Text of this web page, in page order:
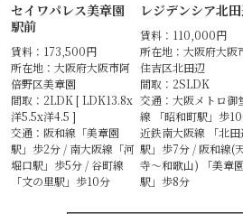
セイワパレス美章園
駅前
賃料：173,500円
所在地：大阪府大阪市阿
倍野区美章園
間取：2LDK [ LDK13.8x
洋5.5x洋4.5 ]
交通：阪和線「美章園
駅」歩2分 / 南大阪線「河
堀口駅」歩5分 / 谷町線
「文の里駅」歩10分
レジデンシア北
賃料：110,000円
所在地：大阪府大阪
住吉区北田辺
間取：2SLDK
交通：大阪メトロ御
線 「昭和町駅」歩
近鉄南大阪線 「北田
駅」歩7分 / 阪和線(
寺～和歌山) 「美章園
駅」歩8分